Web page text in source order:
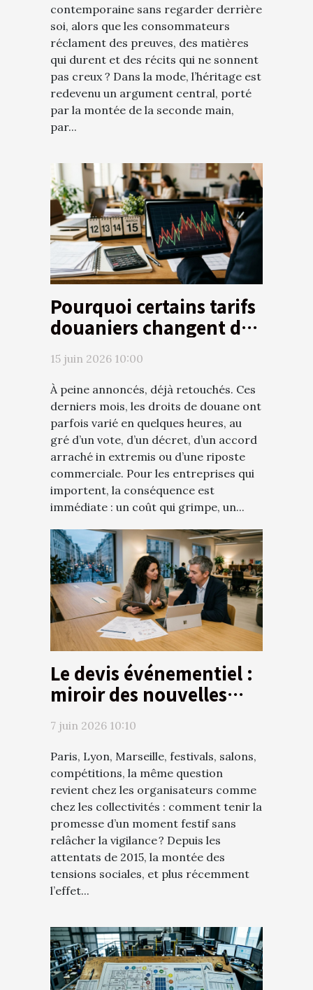
contemporaine sans regarder derrière
soi, alors que les consommateurs
réclament des preuves, des matières
qui durent et des récits qui ne sonnent
pas creux ? Dans la mode, l’héritage est
redevenu un argument central, porté
par la montée de la seconde main,
par...
Pourquoi certains tarifs
douaniers changent du
jour au lendemain
15 juin 2026 10:00
À peine annoncés, déjà retouchés. Ces
derniers mois, les droits de douane ont
parfois varié en quelques heures, au
gré d’un vote, d’un décret, d’un accord
arraché in extremis ou d’une riposte
commerciale. Pour les entreprises qui
importent, la conséquence est
immédiate : un coût qui grimpe, un...
Le devis événementiel :
miroir des nouvelles
7 juin 2026 10:10
Paris, Lyon, Marseille, festivals, salons,
compétitions, la même question
revient chez les organisateurs comme
chez les collectivités : comment tenir la
promesse d’un moment festif sans
relâcher la vigilance ? Depuis les
attentats de 2015, la montée des
tensions sociales, et plus récemment
l’effet...